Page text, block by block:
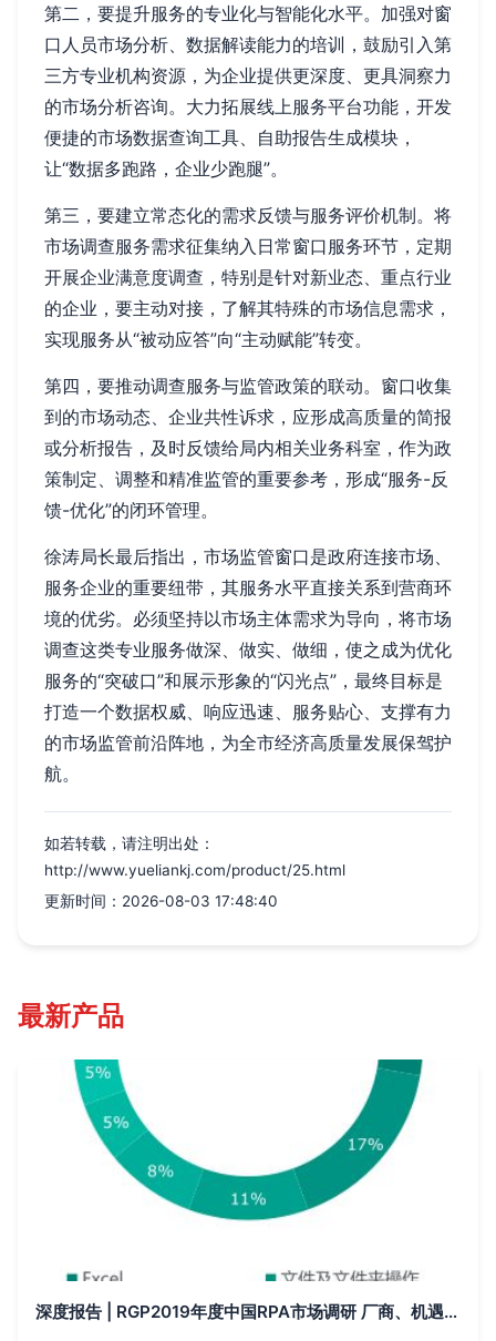
第二，要提升服务的专业化与智能化水平。加强对窗
口人员市场分析、数据解读能力的培训，鼓励引入第
三方专业机构资源，为企业提供更深度、更具洞察力
的市场分析咨询。大力拓展线上服务平台功能，开发
便捷的市场数据查询工具、自助报告生成模块，
让“数据多跑路，企业少跑腿”。
第三，要建立常态化的需求反馈与服务评价机制。将
市场调查服务需求征集纳入日常窗口服务环节，定期
开展企业满意度调查，特别是针对新业态、重点行业
的企业，要主动对接，了解其特殊的市场信息需求，
实现服务从“被动应答”向“主动赋能”转变。
第四，要推动调查服务与监管政策的联动。窗口收集
到的市场动态、企业共性诉求，应形成高质量的简报
或分析报告，及时反馈给局内相关业务科室，作为政
策制定、调整和精准监管的重要参考，形成“服务-反
馈-优化”的闭环管理。
徐涛局长最后指出，市场监管窗口是政府连接市场、
服务企业的重要纽带，其服务水平直接关系到营商环
境的优劣。必须坚持以市场主体需求为导向，将市场
调查这类专业服务做深、做实、做细，使之成为优化
服务的“突破口”和展示形象的“闪光点”，最终目标是
打造一个数据权威、响应迅速、服务贴心、支撑有力
的市场监管前沿阵地，为全市经济高质量发展保驾护
航。
如若转载，请注明出处：
http://www.yueliankj.com/product/25.html
更新时间：2026-08-03 17:48:40
最新产品
深度报告 | RGP2019年度中国RPA市场调研 厂商、机遇、规模、上升空间、市场反馈